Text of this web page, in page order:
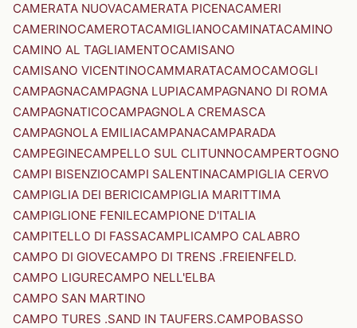
CAMERATA NUOVACAMERATA PICENACAMERI
CAMERINOCAMEROTACAMIGLIANOCAMINATACAMINO
CAMINO AL TAGLIAMENTOCAMISANO
CAMISANO VICENTINOCAMMARATACAMOCAMOGLI
CAMPAGNACAMPAGNA LUPIACAMPAGNANO DI ROMA
CAMPAGNATICOCAMPAGNOLA CREMASCA
CAMPAGNOLA EMILIACAMPANACAMPARADA
CAMPEGINECAMPELLO SUL CLITUNNOCAMPERTOGNO
CAMPI BISENZIOCAMPI SALENTINACAMPIGLIA CERVO
CAMPIGLIA DEI BERICICAMPIGLIA MARITTIMA
CAMPIGLIONE FENILECAMPIONE D'ITALIA
CAMPITELLO DI FASSACAMPLICAMPO CALABRO
CAMPO DI GIOVECAMPO DI TRENS .FREIENFELD.
CAMPO LIGURECAMPO NELL'ELBA
CAMPO SAN MARTINO
CAMPO TURES .SAND IN TAUFERS.CAMPOBASSO